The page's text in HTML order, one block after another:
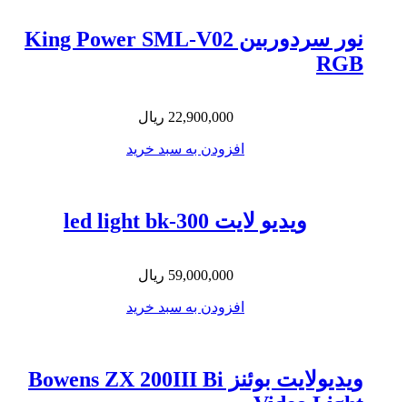
نور سردوربین King Power SML-V02
RGB
22,900,000 ریال
افزودن به سبد خرید
ویدیو لایت led light bk-300
59,000,000 ریال
افزودن به سبد خرید
ویدیولایت بوئنز Bowens ZX 200III Bi